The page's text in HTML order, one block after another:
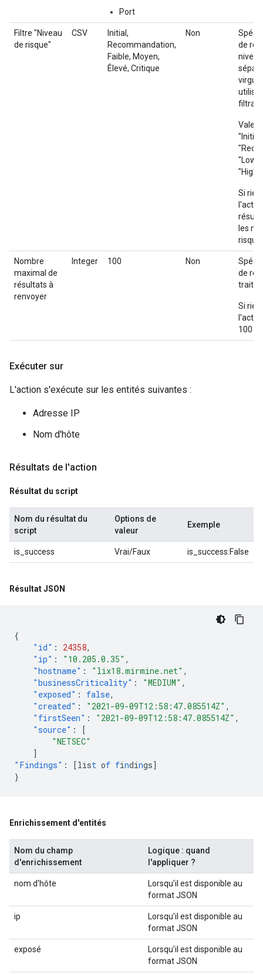
Port
Filtre "Niveau
de risque"
CSV
Initial,
Recommandation,
Faible, Moyen,
Élevé, Critique
Non
de
Si
les
risque.
Nombre
maximal de
résultats à
renvoyer
Integer 100 Non
de
traiter
Si
100
Exécuter sur
L'action s'exécute sur les entités suivantes :
Adresse IP
Nom d'hôte
Résultats de l'action
Résultat du script
Nom du résultat du
script
Options de
valeur
Exemple
is_success Vrai/Faux is_success:False
Résultat JSON
{
"id" : 24358,
"ip" : "10.205.0.35" ,
"hostname" : "lix18.mirmine.net" ,
"businessCriticality" : "MEDIUM" ,
"exposed" : false,
"created" : "2021-09-09T12:58:47.085514Z" ,
"firstSeen" : "2021-09-09T12:58:47.085514Z" ,
"source" :
[
"NETSEC"
]
"Findings" : [list of findings]
}
Enrichissement d'entités
Nom du champ
d'enrichissement
Logique : quand
l'appliquer ?
nom d'hôte
Lorsqu'il est disponible au
format JSON
ip
Lorsqu'il est disponible au
format JSON
exposé
Lorsqu'il est disponible au
format JSON